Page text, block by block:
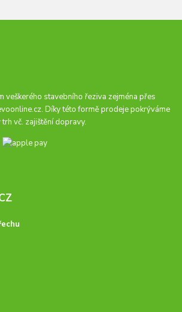
veškerého stavebního řeziva zejména přes
. Díky této formě prodeje pokrýváme
vč. zajištění dopravy.